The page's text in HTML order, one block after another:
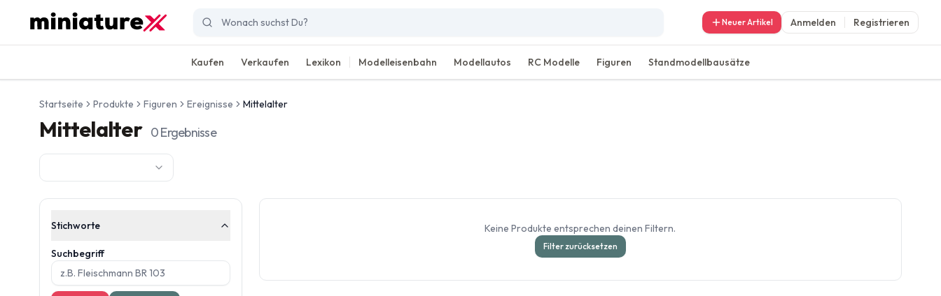
Neuer Artikel Anmelden Registrieren
Kaufen Verkaufen Lexikon Modelleisenbahn Modellautos RC Modelle Figuren Standmodellbausätze
Startseite Produkte Figuren Ereignisse Mittelalter
Mittelalter 0Ergebnisse
Stichworte
Suchbegriff
Keine Produkte entsprechen deinen Filtern.
Filter zurücksetzen